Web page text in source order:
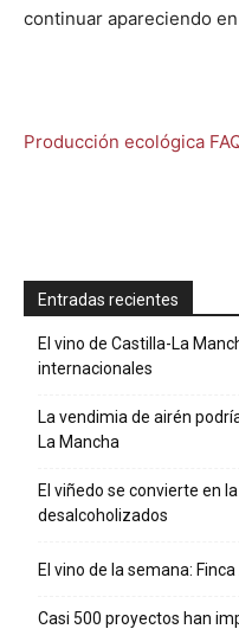
continuar apareciendo
Producción ecológica
Entradas recientes
El vino de Castilla-La
internacionales
La vendimia de airén
La Mancha
El viñedo se convierte en
desalcoholizados
El vino de la semana:
Casi 500 proyectos han